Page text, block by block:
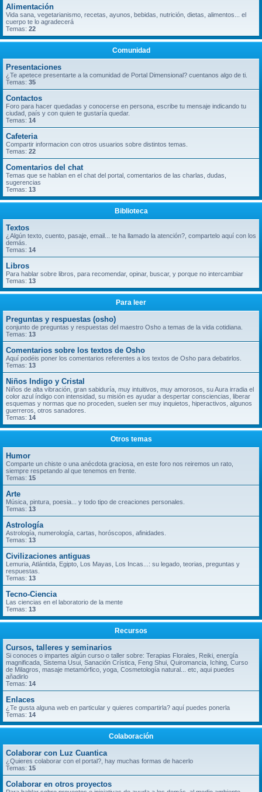
Alimentación
Vida sana, vegetarianismo, recetas, ayunos, bebidas, nutrición, dietas, alimentos... el
cuerpo te lo agradecerá
Temas: 22
Comunidad
Presentaciones
¿Te apetece presentarte a la comunidad de Portal Dimensional? cuentanos algo de ti.
Temas: 35
Contactos
Foro para hacer quedadas y conocerse en persona, escribe tu mensaje indicando tu
ciudad, país y con quien te gustaría quedar.
Temas: 14
Cafeteria
Compartir informacion con otros usuarios sobre distintos temas.
Temas: 22
Comentarios del chat
Temas que se hablan en el chat del portal, comentarios de las charlas, dudas,
sugerencias
Temas: 13
Biblioteca
Textos
¿Algún texto, cuento, pasaje, email... te ha llamado la atención?, compartelo aquí con los
demás.
Temas: 14
Libros
Para hablar sobre libros, para recomendar, opinar, buscar, y porque no intercambiar
Temas: 13
Para leer
Preguntas y respuestas (osho)
conjunto de preguntas y respuestas del maestro Osho a temas de la vida cotidiana.
Temas: 13
Comentarios sobre los textos de Osho
Aquí podéis poner los comentarios referentes a los textos de Osho para debatirlos.
Temas: 13
Niños Indigo y Cristal
Niños de alta vibración, gran sabiduría, muy intuitivos, muy amorosos, su Aura irradia el
color azul índigo con intensidad, su misión es ayudar a despertar consciencias, liberar
esquemas y normas que no proceden, suelen ser muy inquietos, hiperactivos, algunos
guerreros, otros sanadores.
Temas: 14
Otros temas
Humor
Comparte un chiste o una anécdota graciosa, en este foro nos reiremos un rato,
siempre respetando al que tenemos en frente.
Temas: 15
Arte
Música, pintura, poesia... y todo tipo de creaciones personales.
Temas: 13
Astrología
Astrología, numerología, cartas, horóscopos, afinidades.
Temas: 13
Civilizaciones antiguas
Lemuria, Atlántida, Egipto, Los Mayas, Los Incas...: su legado, teorias, preguntas y
respuestas.
Temas: 13
Tecno-Ciencia
Las ciencias en el laboratorio de la mente
Temas: 13
Recursos
Cursos, talleres y seminarios
Si conoces o impartes algún curso o taller sobre: Terapias Florales, Reiki, energía
magnificada, Sistema Usui, Sanación Crística, Feng Shui, Quiromancia, Iching, Curso
de Milagros, masaje metamórfico, yoga, Cosmetología natural... etc, aqui puedes
añadirlo
Temas: 14
Enlaces
¿Te gusta alguna web en particular y quieres compartirla? aquí puedes ponerla
Temas: 14
Colaboración
Colaborar con Luz Cuantica
¿Quieres colaborar con el portal?, hay muchas formas de hacerlo
Temas: 15
Colaborar en otros proyectos